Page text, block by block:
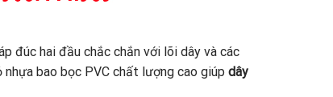
đúc hai đầu chắc chắn với lõi dây và các
bao bọc PVC chất lượng cao giúp dây